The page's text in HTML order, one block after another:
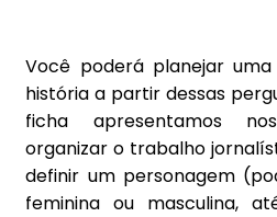
Você poderá planejar
história a partir dessas
ficha apresentamos
organizar o trabalho
definir um personagem
feminina ou masculina,